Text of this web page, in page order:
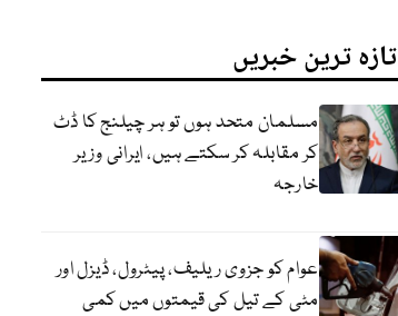
تازہ ترین خبریں
مسلمان متحد ہوں تو ہر چیلنج کا ڈٹ
کر مقابلہ کر سکتے ہیں، ایرانی وزیر
خارجہ
عوام کو جزوی ریلیف، پیٹرول، ڈیزل اور
مٹی کے تیل کی قیمتوں میں کمی